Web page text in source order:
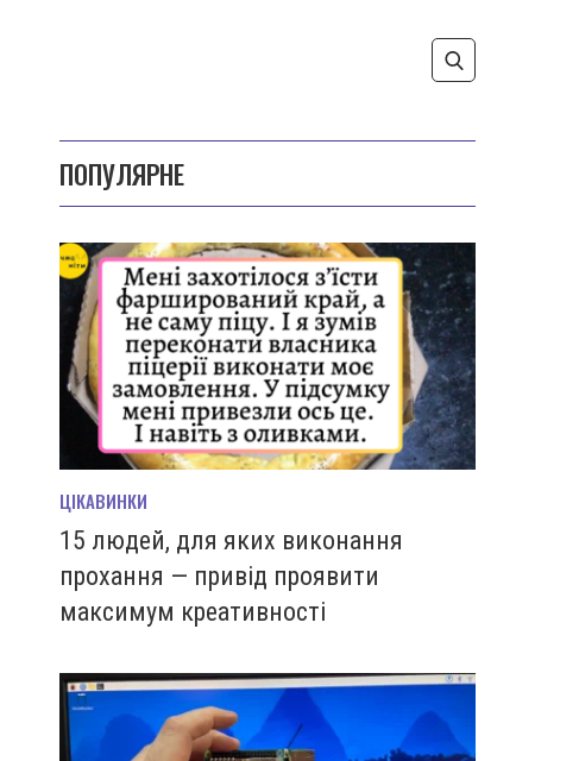
ПОПУЛЯРНЕ
ЦІКАВИНКИ
15 людей, для яких виконання
прохання — привід проявити
максимум креативності